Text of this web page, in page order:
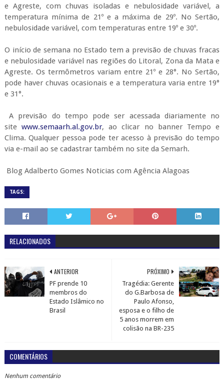
e Agreste, com chuvas isoladas e nebulosidade variável, a
temperatura mínima de 21º e a máxima de 29º. No Sertão,
nebulosidade variável, com temperaturas entre 19º e 30º.
O início de semana no Estado tem a previsão de chuvas fracas
e nebulosidade variável nas regiões do Litoral, Zona da Mata e
Agreste. Os termômetros variam entre 21º e 28°. No Sertão,
pode haver chuvas ocasionais e a temperatura varia entre 19°
e 31°.
A previsão do tempo pode ser acessada diariamente no
sitewww.semaarh.al.gov.br, ao clicar no banner Tempo e
Clima. Qualquer pessoa pode ter acesso à previsão do tempo
via e-mail ao se cadastrar também no site da Semarh.
Blog Adalberto Gomes Noticias com Agência Alagoas
TAGS:
RELACIONADOS
PRÓXIMO
Tragédia: Gerente
do G.Barbosa de
Paulo Afonso,
esposa e o filho de
5 anos morrem em
colisão na BR-235
ANTERIOR
PF prende 10
membros do
Estado Islâmico no
Brasil
COMENTÁRIOS
Nenhum comentário